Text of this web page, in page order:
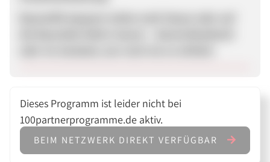
Dieses Programm ist leider nicht bei
100partnerprogramme.de aktiv.
BEIM NETZWERK DIREKT VERFÜGBAR